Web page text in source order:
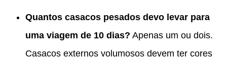
Quantos casacos pesados devo levar para
uma viagem de 10 dias? Apenas um ou dois.
Casacos externos volumosos devem ter cores